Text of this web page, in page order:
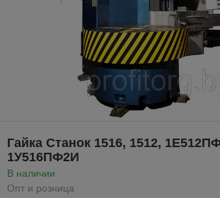
Гайка Станок 1516, 1512,
1У516ПФ2И
В наличии
Опт и розница